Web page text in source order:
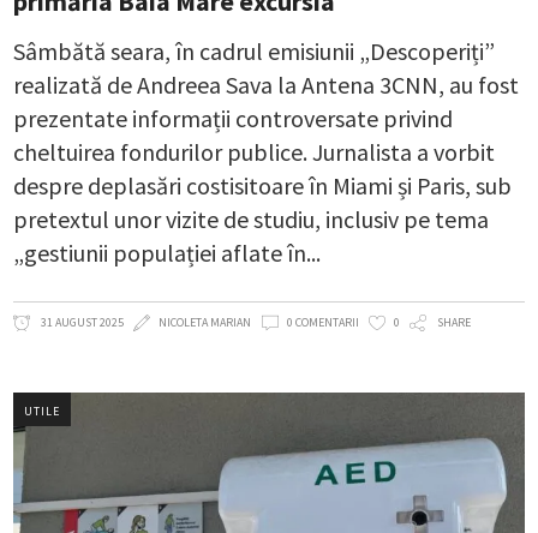
Sâmbătă seara, în cadrul emisiunii „Descoperiți”
realizată de Andreea Sava la Antena 3CNN, au fost
prezentate informații controversate privind
cheltuirea fondurilor publice. Jurnalista a vorbit
despre deplasări costisitoare în Miami și Paris, sub
pretextul unor vizite de studiu, inclusiv pe tema
„gestiunii populației aflate în
31 AUGUST 2025 NICOLETA MARIAN 0 COMENTARII 0 SHARE
UTILE